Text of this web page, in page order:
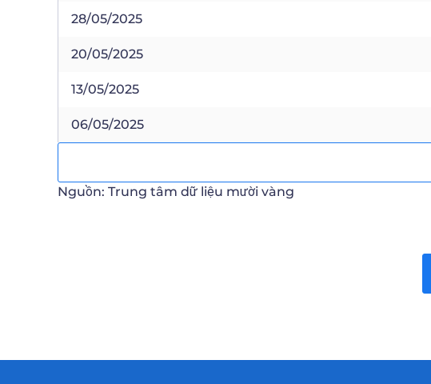
28/05/2025
20/05/2025
13/05/2025
06/05/2025
Nguồn: Trung tâm dữ liệu mười vàng